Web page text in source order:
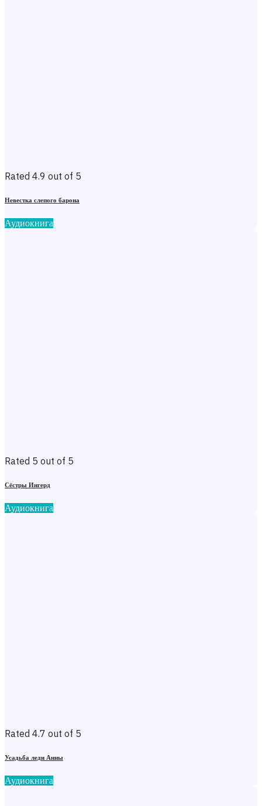
Rated 4.9 out of 5
Невестка слепого барона
Аудиокнига
Rated 5 out of 5
Сёстры Ингерд
Аудиокнига
Rated 4.7 out of 5
Усадьба леди Анны
Аудиокнига